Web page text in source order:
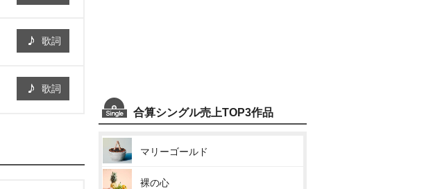
歌詞
歌詞
合算シングル売上TOP3作品
マリーゴールド
裸の心